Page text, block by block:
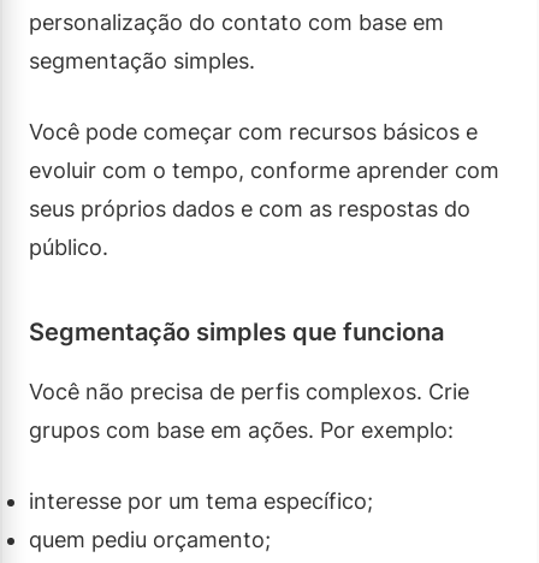
personalização do contato com base em
segmentação simples.
Você pode começar com recursos básicos e
evoluir com o tempo, conforme aprender com
seus próprios dados e com as respostas do
público.
Segmentação simples que funciona
Você não precisa de perfis complexos. Crie
grupos com base em ações. Por exemplo:
interesse por um tema específico;
quem pediu orçamento;